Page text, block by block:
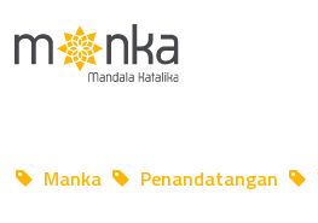
Manka Penandatangan